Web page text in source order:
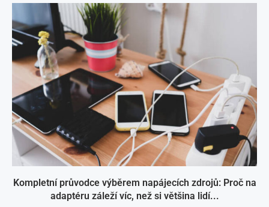
Kompletní průvodce výběrem napájecích zdrojů: Proč na
adaptéru záleží víc, než si většina lidí...